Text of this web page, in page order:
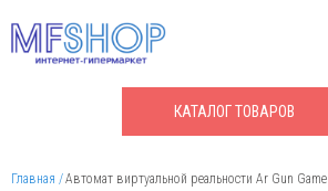
КАТАЛОГТОВАРОВ
Главная Автомат виртуальной реальности Ar Gun Game